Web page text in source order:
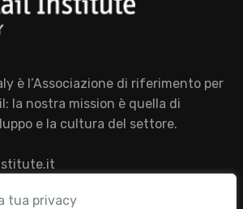
tua privacy
è l’Associazione di riferimento per
la nostra mission è quella di
e la cultura del settore.